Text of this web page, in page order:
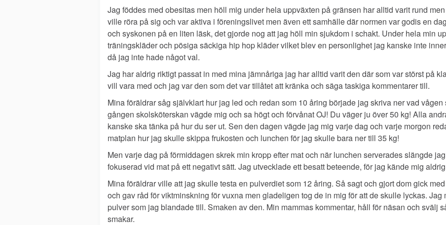
Jag föddes med obesitas men höll mig under hela uppväxten på gränsen har alltid varit rund
ville röra på sig och var aktiva i föreningslivet men även ett samhälle där normen var godis en
och syskonen på en liten läsk, det gjorde nog att jag höll min sjukdom i schakt. Under hela min
träningskläder och pösiga säckiga hip hop kläder vilket blev en personlighet jag kanske inte
då jag inte hade något val.
Jag har aldrig riktigt passat in med mina jämnåriga jag har alltid varit den där som var störst på
vill vara med och jag var den som det var tillåtet att kränka och säga taskiga kommentarer till.
Mina föräldrar såg självklart hur jag led och redan som 10 åring började jag skriva ner vad
gången skolsköterskan vägde mig och sa högt och förvånat OJ! Du väger ju över 50 kg! Alla
kanske ska tänka på hur du ser ut. Sen den dagen vägde jag mig varje dag och varje morgon
matplan hur jag skulle skippa frukosten och lunchen för jag skulle bara ner till 35 kg!
Men varje dag på förmiddagen skrek min kropp efter mat och när lunchen serverades slängde
fokuserad vid mat på ett negativt sätt. Jag utvecklade ett besatt beteende, för jag kände mig
Mina föräldrar ville att jag skulle testa en pulverdiet som 12 åring. Så sagt och gjort dom gick
och gav råd för viktminskning för vuxna men gladeligen tog de in mig för att de skulle lyckas. Jag
pulver som jag blandade till. Smaken av den. Min mammas kommentar, håll för näsan och svälj
smakar.